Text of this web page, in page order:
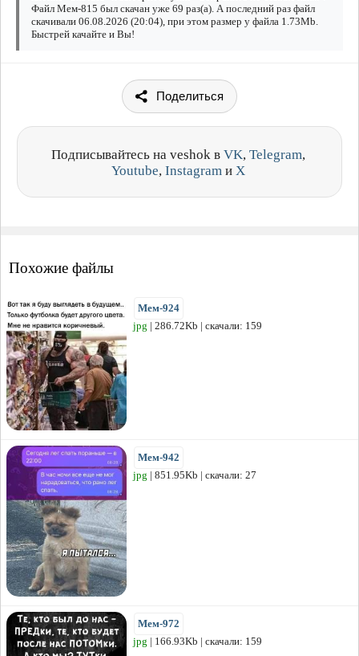
Файл Мем-815 был скачан уже 69 раз(а). А последний раз файл
скачивали 06.08.2026 (20:04), при этом размер у файла 1.73Mb.
Быстрей качайте и Вы!
Поделиться
Подписывайтесь на veshok в VK, Telegram,
Youtube, Instagram и X
Похожие файлы
Мем-924
jpg | 286.72Kb | скачали: 159
Мем-942
jpg | 851.95Kb | скачали: 27
Мем-972
jpg | 166.93Kb | скачали: 159